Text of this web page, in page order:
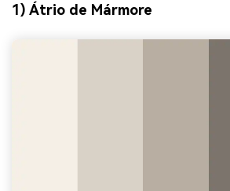
1) Átrio de Mármore